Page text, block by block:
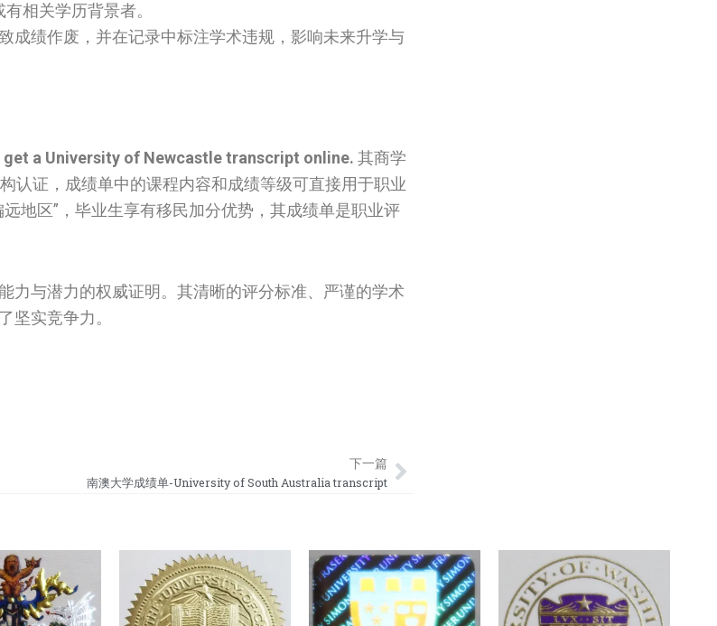
相关学历背景者。
成绩作废，并在记录中标注学术违规，影响未来升学与
get a University of Newcastle transcript online. 其商学
认证，成绩单中的课程内容和成绩等级可直接用于职业
地区”，毕业生享有移民加分优势，其成绩单是职业评
力与潜力的权威证明。其清晰的评分标准、严谨的学术
坚实竞争力。
下一篇
南澳大学成绩单-University of South Australia transcript